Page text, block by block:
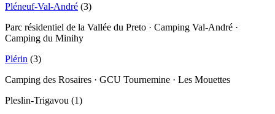
Pléneuf-Val-André (3)
Parc résidentiel de la Vallée du Preto · Camping Val-André ·
Camping du Minihy
Plérin (3)
Camping des Rosaires · GCU Tournemine · Les Mouettes
Pleslin-Trigavou (1)